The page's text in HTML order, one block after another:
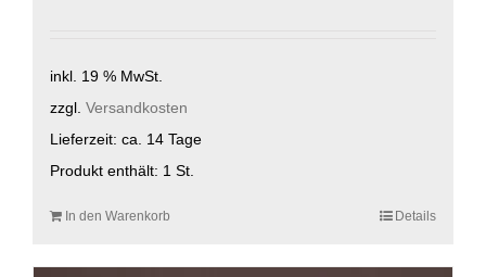
inkl. 19 % MwSt.
zzgl. Versandkosten
Lieferzeit: ca. 14 Tage
Produkt enthält: 1 St.
In den Warenkorb Details